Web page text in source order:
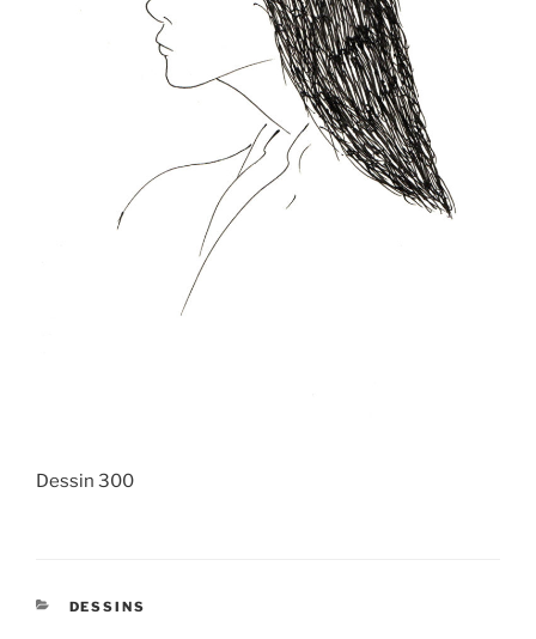
Dessin 300
CATÉGORIES
DESSINS